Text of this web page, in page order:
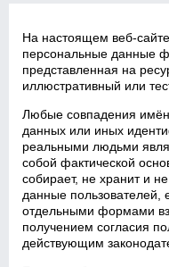
На настоящем
персональные данные
представленная на
иллюстративный или
Любые совпадения
данных или иных
реальными людьми
собой фактической
собирает, не хранит и
данные пользователей,
отдельными формами
получением согласия
действующим